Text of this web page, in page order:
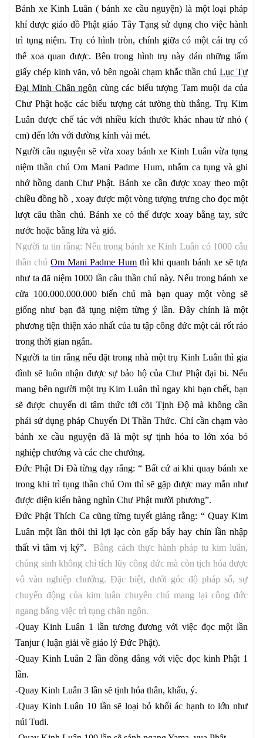
Bánh xe Kinh Luân ( bánh xe cầu nguyện) là một loại pháp
khí được giáo đồ Phật giáo Tây Tạng sử dụng cho việc hành
trì tụng niệm. Trụ có hình tròn, chính giữa có một cái trụ có
thể xoa quan được. Bên trong hình trụ này dán những tấm
giấy chép kinh văn, vỏ bên ngoài chạm khắc thần chú Lục Tự
Đại Minh Chân ngôn cùng các biểu tượng Tam muội da của
Chư Phật hoặc các biểu tượng cát tường thù thắng. Trụ Kim
Luân được chế tác với nhiều kích thước khác nhau từ nhỏ (
cm) đến lớn với đường kính vài mét.
Người cầu nguyện sẽ vừa xoay bánh xe Kinh Luân vừa tụng
niệm thần chú Om Mani Padme Hum, nhằm ca tụng và ghi
nhớ hồng danh Chư Phật. Bánh xe cần được xoay theo một
chiều đồng hồ , xoay được một vòng tượng trưng cho đọc một
lượt câu thần chú. Bánh xe có thể được xoay bằng tay, sức
nước hoặc bằng lửa và gió.
Người ta tin rằng: Nếu trong bánh xe Kinh Luân có 1000 câu
thần chú Om Mani Padme Hum thì khi quanh bánh xe sẽ tựa
như ta đã niệm 1000 lần câu thần chú này. Nếu trong bánh xe
cửa 100.000.000.000 biến chú mà bạn quay một vòng sẽ
giống như bạn đã tụng niệm từng ý lần. Đây chính là một
phương tiện thiện xảo nhất của tu tập công đức một cái rốt ráo
trong thời gian ngắn.
Người ta tin rằng nếu đặt trong nhà một trụ Kinh Luân thì gia
đình sẽ luôn nhận được sự bảo hộ của Chư Phật đại bi. Nếu
mang bên người một trụ Kim Luân thì ngay khi bạn chết, bạn
sẽ được chuyển di tâm thức tới cõi Tịnh Độ mà không cần
phải sử dụng pháp Chuyển Di Thần Thức. Chỉ cần chạm vào
bánh xe cầu nguyện đã là một sự tịnh hóa to lớn xóa bỏ
nghiệp chướng và các che chướng.
Đức Phật Di Đà từng dạy rằng: “ Bất cứ ai khi quay bánh xe
trong khi trì tụng thần chú Om thì sẽ gặp được may mắn như
được diện kiến hàng nghìn Chư Phật mười phương”.
Đức Phật Thích Ca cũng từng tuyết giảng rằng: “ Quay Kim
Luân một lần thôi thì lợi lạc còn gấp bẩy hay chín lần nhập
thất vì tâm vị kỷ”.
Bằng cách thực hành pháp tu kim luân,
chúng sinh không chỉ tích lũy công đức mà còn tịch hóa được
vô vàn nghiệp chướng. Đặc biệt, dưới góc độ pháp số, sự
chuyển động của kim luân chuyển chú mang lại công đức
ngang bằng việc trì tụng chân ngôn.
-Quay Kinh Luân 1 lần tương đương với việc đọc một lần
Tanjur ( luận giải về giáo lý Đức Phật).
-Quay Kinh Luân 2 lần đồng đẳng với việc đọc kinh Phật 1
lần.
-Quay Kinh Luân 3 lần sẽ tịnh hóa thân, khẩu, ý.
-Quay Kinh Luân 10 lần sẽ loại bỏ khối ác hạnh to lớn như
núi Tudi.